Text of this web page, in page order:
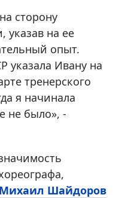
сторону
на ее
опыт.
указала Ивану на
тренерского
я начинала
не было», -
Михаил Шайдоров